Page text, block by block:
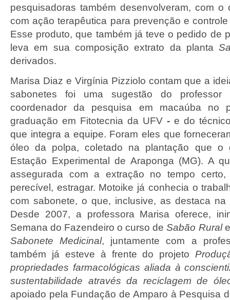
pesquisadoras também desenvolveram, com o
com ação terapêutica para prevenção e
Esse produto,que também já teve o pedido de
leva em sua composição extrato da planta
derivados.
Marisa Diaz e Virgínia Pizziolo contam que a
sabonetes foi uma sugestão do professor
coordenador da pesquisa em macaúba no
graduação em Fitotecnia da UFV - e do
que integra a equipe. Foram eles que
óleo da polpa, coletado na plantação que o
Estação Experimental de Araponga (MG). A
assegurada com a extração no tempo
perecível, estragar. Motoike já conhecia o
com sabonete, o que, inclusive, as destaca na
Desde 2007, a professora Marisa oferece,
Semana do Fazendeiro o curso deSabão Rural
Sabonete Medicinal, juntamente com a
também já esteve à frente do projeto
propriedades farmacológicas aliada à
sustentabilidade através da reciclagem de
apoiado pela Fundação de Amparo à Pesquisa